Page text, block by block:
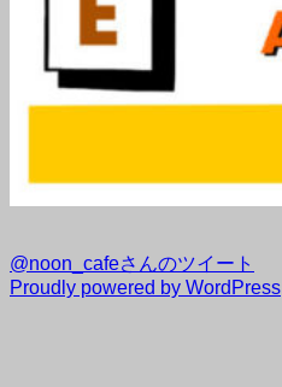
@noon_cafeさんのツイート
Proudly powered by WordPress